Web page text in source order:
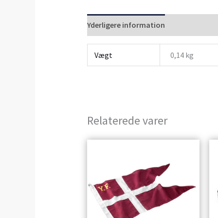
Yderligere information
Vægt 0,14 kg
Relaterede varer